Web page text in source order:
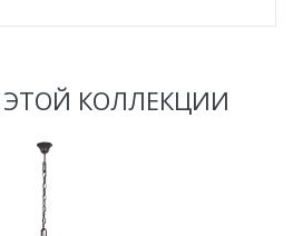
КОЛЛЕКЦИИ